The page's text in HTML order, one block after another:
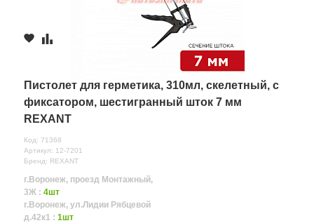
Пистолет для герметика, 310мл, скелетный, с
фиксатором, шестигранный шток 7 мм
REXANT
Код: 71368
Артикул: 12-7201
Бренд: REXANT
г.Воронеж, проезд Монтажный,
3Ж : 4шт
г.Воронеж, ул.Лидии Рябцевой
д.42к1 : 1шт